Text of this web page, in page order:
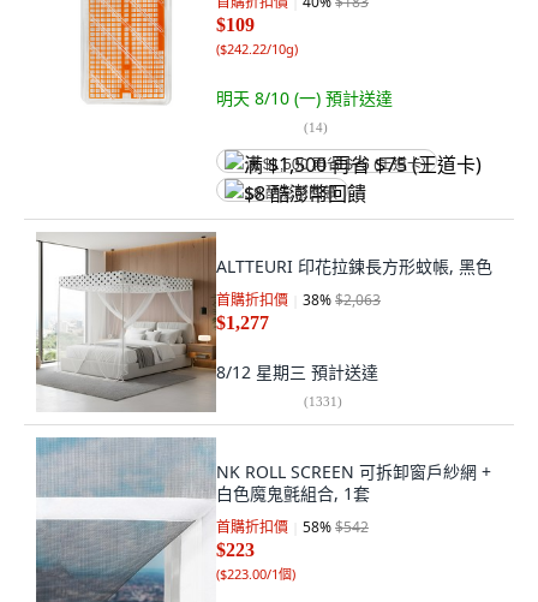
$109
($242.22/10g)
明天 8/10 (一) 預計送達
(14)
满 $1,500 再省 $75 (王道卡)
$8 酷澎幣回饋
ALTTEURI 印花拉鍊長方形蚊帳, 黑色
首購折扣價 38%$2,063
$1,277
8/12 星期三 預計送達
(1331)
NK ROLL SCREEN 可拆卸窗戶紗網 +
白色魔鬼氈組合, 1套
首購折扣價 58%$542
$223
($223.00/1個)